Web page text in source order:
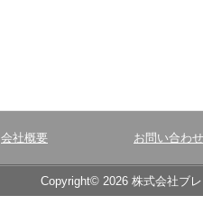
会社概要 お問い合わせ
Copyright© 2026 株式会社ブ